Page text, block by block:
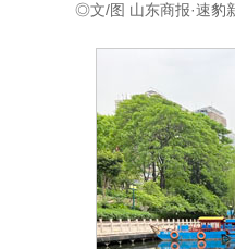
◎文/图 山东商报·速豹新